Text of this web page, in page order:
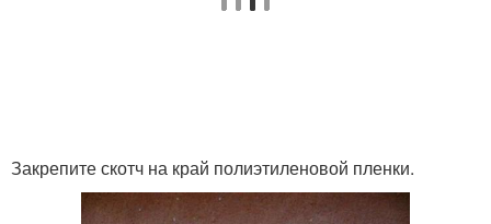
Закрепите скотч на край полиэтиленовой пленки.